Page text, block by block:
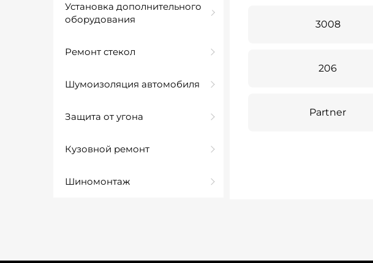
Установка дополнительного
оборудования
Ремонт стекол
Шумоизоляция автомобиля
Защита от угона
Кузовной ремонт
Шиномонтаж
3008
206
Partner